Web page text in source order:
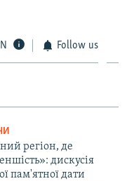
Follow us
регіон, де
дискусія
пам'ятної дати